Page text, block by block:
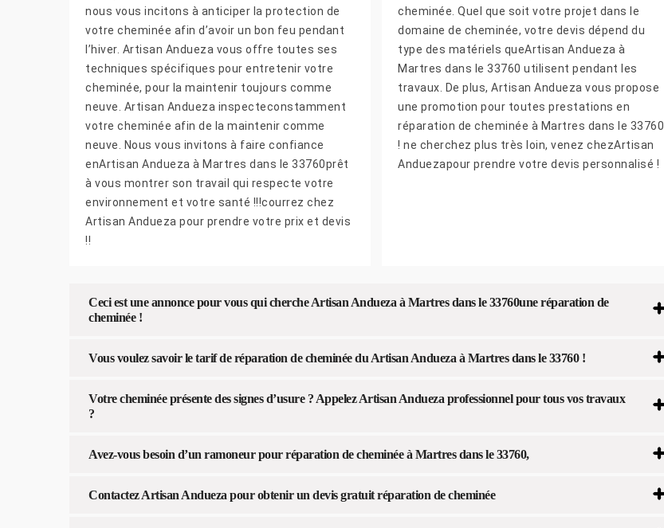
nous vous incitons à anticiper la protection de
votre cheminée afin d’avoir un bon feu pendant
l’hiver. Artisan Andueza vous offre toutes ses
techniques spécifiques pour entretenir votre
cheminée, pour la maintenir toujours comme
neuve. Artisan Andueza inspecteconstamment
votre cheminée afin de la maintenir comme
neuve. Nous vous invitons à faire confiance
enArtisan Andueza à Martres dans le 33760prêt
à vous montrer son travail qui respecte votre
environnement et votre santé !!!courrez chez
Artisan Andueza pour prendre votre prix et devis
!!
cheminée. Quel que soit votre projet dans le
domaine de cheminée, votre devis dépend du
type des matériels queArtisan Andueza à
Martres dans le 33760 utilisent pendant les
travaux. De plus, Artisan Andueza vous propose
une promotion pour toutes prestations en
réparation de cheminée à Martres dans le 33760
! ne cherchez plus très loin, venez chezArtisan
Anduezapour prendre votre devis personnalisé !
Ceci est une annonce pour vous qui cherche Artisan Andueza à Martres dans le 33760une réparation de
cheminée !
Vous voulez savoir le tarif de réparation de cheminée du Artisan Andueza à Martres dans le 33760 !
Votre cheminée présente des signes d’usure ? Appelez Artisan Andueza professionnel pour tous vos travaux
?
Avez-vous besoin d’un ramoneur pour réparation de cheminée à Martres dans le 33760,
Contactez Artisan Andueza pour obtenir un devis gratuit réparation de cheminée